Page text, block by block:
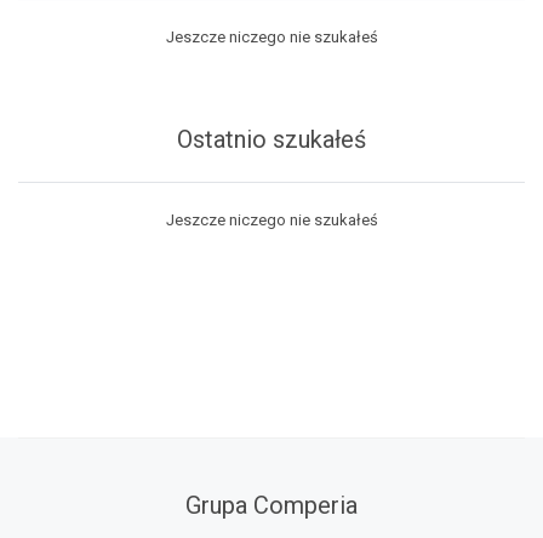
Jeszcze niczego nie szukałeś
Ostatnio szukałeś
Jeszcze niczego nie szukałeś
Grupa Comperia